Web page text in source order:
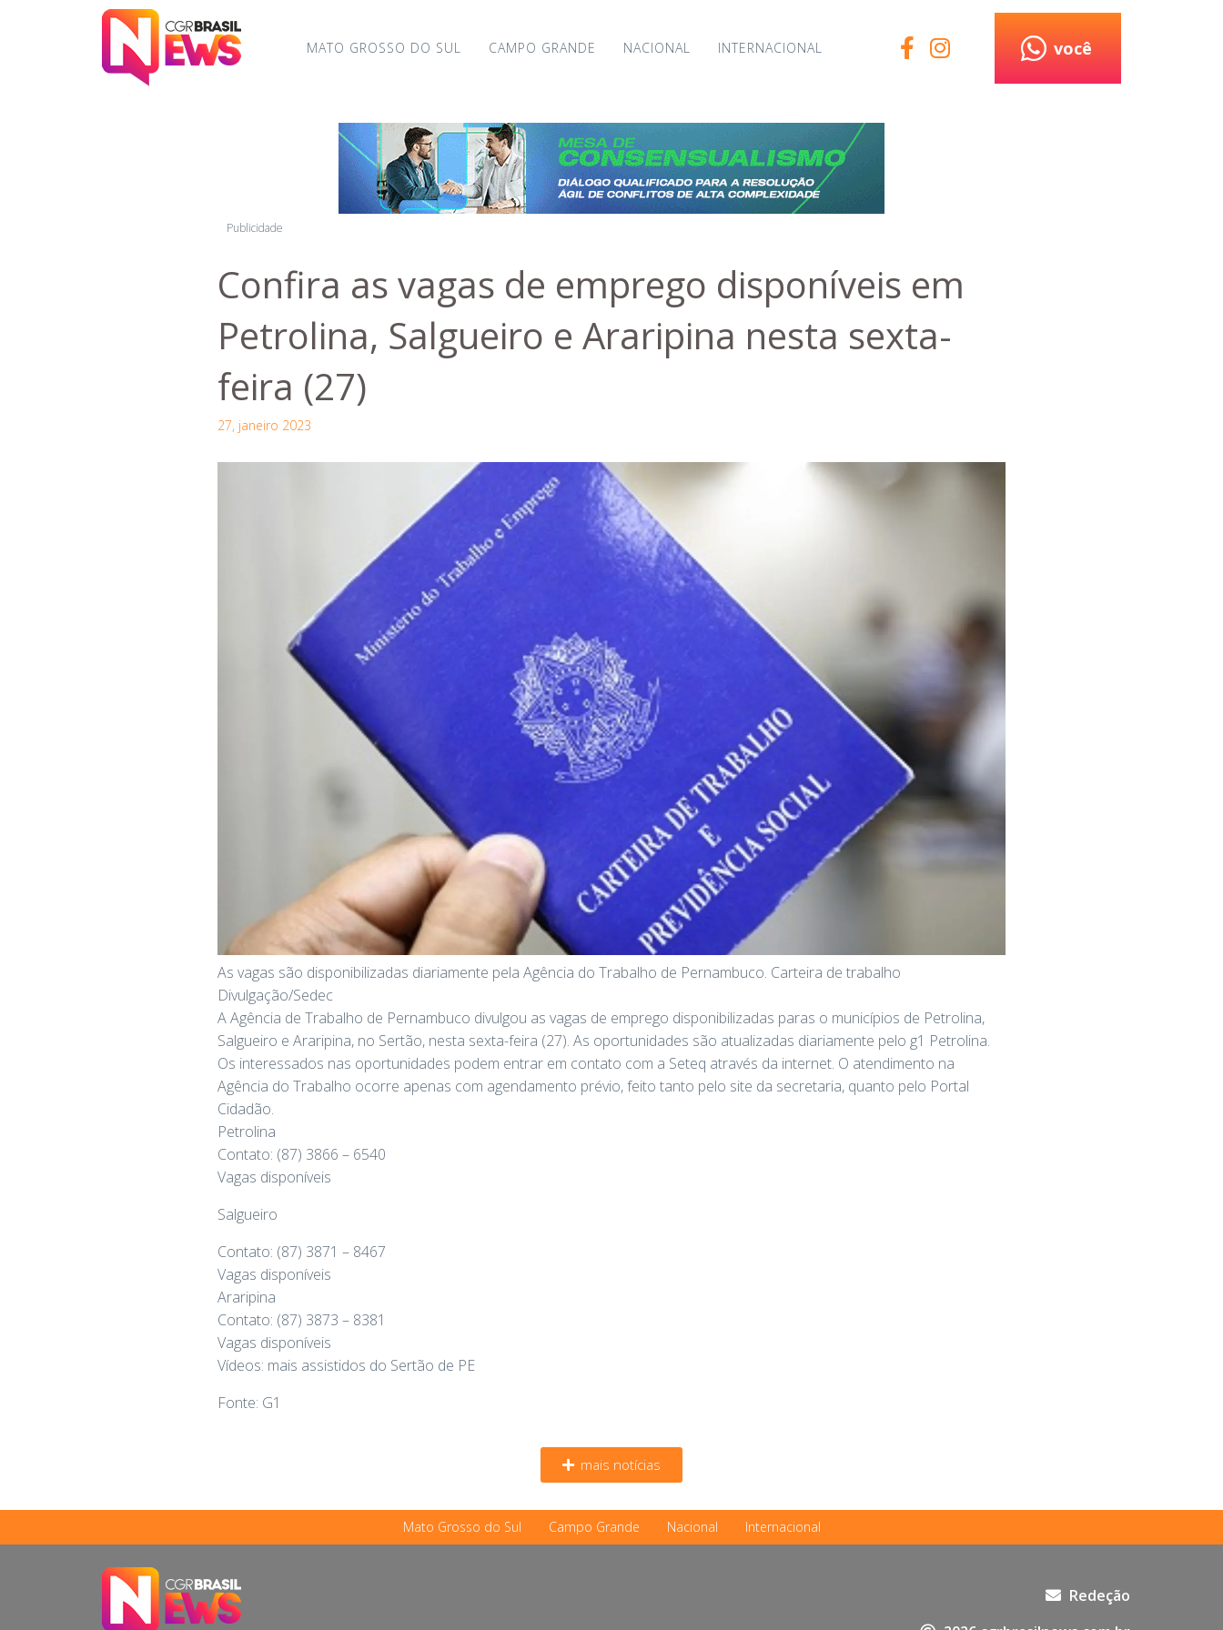
MATO GROSSO DO SUL CAMPO GRANDE NACIONAL INTERNACIONAL você
Publicidade
Confira as vagas de emprego disponíveis em
Petrolina, Salgueiro e Araripina nesta sexta-
feira (27)
27, janeiro 2023
As vagas são disponibilizadas diariamente pela Agência do Trabalho de Pernambuco. Carteira de trabalho
Divulgação/Sedec
A Agência de Trabalho de Pernambuco divulgou as vagas de emprego disponibilizadas paras o municípios de Petrolina,
Salgueiro e Araripina, no Sertão, nesta sexta-feira (27). As oportunidades são atualizadas diariamente pelo g1 Petrolina.
Os interessados nas oportunidades podem entrar em contato com a Seteq através da internet. O atendimento na
Agência do Trabalho ocorre apenas com agendamento prévio, feito tanto pelo site da secretaria, quanto pelo Portal
Cidadão.
Petrolina
Contato: (87) 3866 – 6540
Vagas disponíveis
Salgueiro
Contato: (87) 3871 – 8467
Vagas disponíveis
Araripina
Contato: (87) 3873 – 8381
Vagas disponíveis
Vídeos: mais assistidos do Sertão de PE
Fonte: G1
mais notícias
Mato Grosso do Sul Campo Grande Nacional Internacional
Redeção